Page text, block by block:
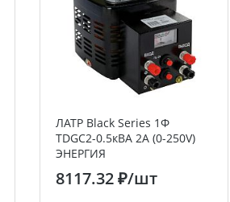
ЛАТР Black Series 1Ф
TDGC2-0.5кВА 2А (0-250V)
ЭНЕРГИЯ
8117.32 ₽/шт